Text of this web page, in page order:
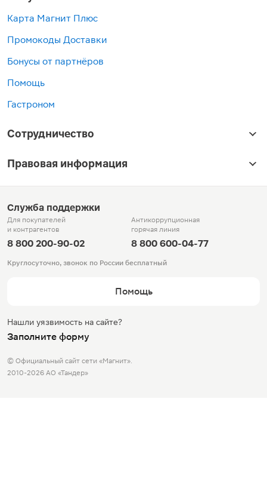
Карта Магнит Плюс
Промокоды Доставки
Бонусы от партнёров
Помощь
Гастроном
Сотрудничество
Правовая информация
Служба поддержки
Для покупателей
и контрагентов
8 800 200-90-02
Антикоррупционная
горячая линия
8 800 600-04-77
Круглосуточно, звонок по России бесплатный
Помощь
Нашли уязвимость на сайте?
Заполните форму
© Официальный сайт сети «Магнит».
2010-2026 АО «Тандер»